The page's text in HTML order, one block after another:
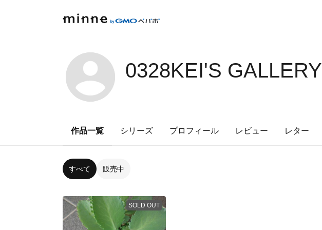
0328KEI'S GALLERY
作品一覧 シリーズ プロフィール レビュー レター
すべて 販売中
SOLD OUT